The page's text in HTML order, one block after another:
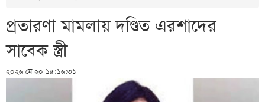
প্রতারণা মামলায় দণ্ডিত এরশাদের
সাবেক স্ত্রী
২০২৬ মে ২০ ১৫:১৬:৩১